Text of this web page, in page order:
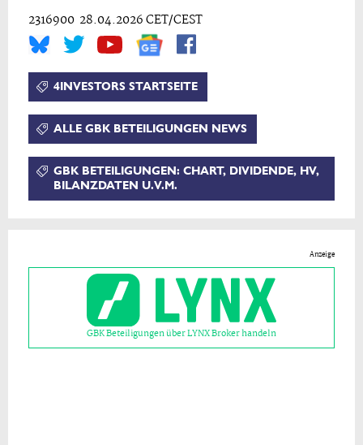
2316900 28.04.2026 CET/CEST
4INVESTORS STARTSEITE
ALLE GBK BETEILIGUNGEN NEWS
GBK BETEILIGUNGEN: CHART, DIVIDENDE, HV,
BILANZDATEN U.V.M.
Anzeige
GBK Beteiligungen über LYNX Broker handeln